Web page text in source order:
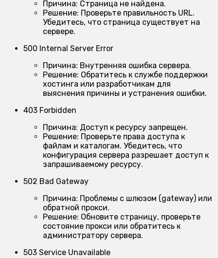
Причина: Страница не найдена.
Решение: Проверьте правильность URL.
Убедитесь, что страница существует на
сервере.
500 Internal Server Error
Причина: Внутренняя ошибка сервера.
Решение: Обратитесь к службе поддержки
хостинга или разработчикам для
выяснения причины и устранения ошибки.
403 Forbidden
Причина: Доступ к ресурсу запрещен.
Решение: Проверьте права доступа к
файлам и каталогам. Убедитесь, что
конфигурация сервера разрешает доступ к
запрашиваемому ресурсу.
502 Bad Gateway
Причина: Проблемы с шлюзом (gateway) или
обратной прокси.
Решение: Обновите страницу, проверьте
состояние прокси или обратитесь к
администратору сервера.
503 Service Unavailable